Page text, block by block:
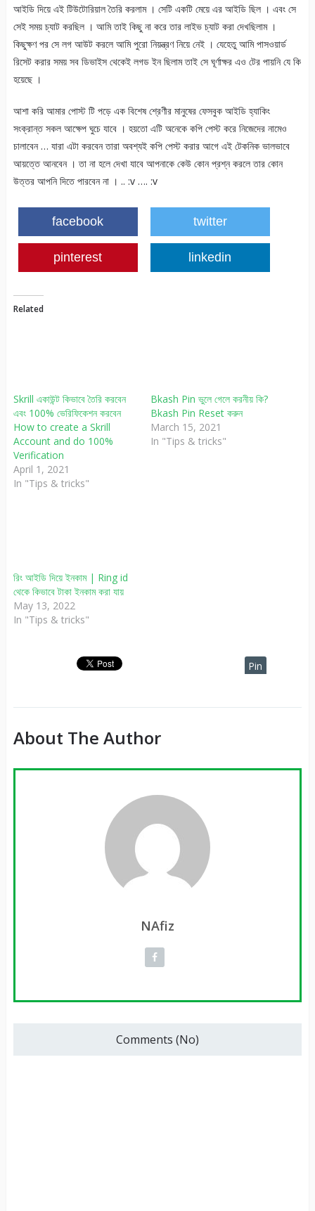
আইডি দিয়ে এই টিউটোরিয়াল তৈরি করলাম । সেটি একটি মেয়ে এর আইডি ছিল । এবং সে
সেই সময় চ্যাট করছিল । আমি তাই কিছু না করে তার লাইভ চ্যাট করা দেখছিলাম ।
কিছুক্ষণ পর সে লগ আউট করলে আমি পুরো নিয়ন্ত্রণ নিয়ে নেই । যেহেতু আমি পাসওয়ার্ড
রিসেট করার সময় সব ডিভাইস থেকেই লগড ইন ছিলাম তাই সে ঘূর্ণাক্ষর এও টের পায়নি যে কি
হয়েছে ।
আশা করি আমার পোস্ট টি পড়ে এক বিশেষ শ্রেণীর মানুষের ফেসবুক আইডি হ্যাকিং
সংক্রান্ত সকল আক্ষেপ ঘুচে যাবে । হয়তো এটি অনেকে কপি পেস্ট করে নিজেদের নামেও
চালাবেন … যারা এটা করবেন তারা অবশ্যই কপি পেস্ট করার আগে এই টেকনিক ভালভাবে
আয়ত্তে আনবেন । তা না হলে দেখা যাবে আপনাকে কেউ কোন প্রশ্ন করলে তার কোন
উত্তর আপনি দিতে পারবেন না । .. :v …. :v
facebook twitter
pinterest linkedin
Related
Skrill একাউন্ট কিভাবে তৈরি করবেন
এবং 100% ভেরিফিকেশন করবেন
How to create a Skrill
Account and do 100%
Verification
April 1, 2021
In "Tips & tricks"
Bkash Pin ভুলে গেলে করনীয় কি?
Bkash Pin Reset করুন
March 15, 2021
In "Tips & tricks"
রিং আইডি দিয়ে ইনকাম | Ring id
থেকে কিভাবে টাকা ইনকাম করা যায়
May 13, 2022
In "Tips & tricks"
Pin
About The Author
NAfiz
Comments (No)